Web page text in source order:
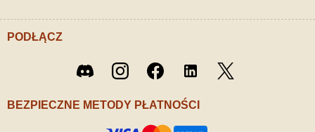
PODŁĄCZ
Discord Instagram Facebook LinkedIn
BEZPIECZNE METODY PŁATNOŚCI